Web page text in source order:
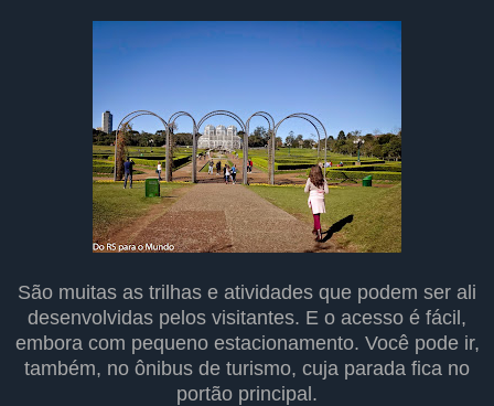
São muitas as trilhas e atividades que podem ser ali
desenvolvidas pelos visitantes. E o acesso é fácil,
embora com pequeno estacionamento. Você pode ir,
também, no ônibus de turismo, cuja parada fica no
portão principal.